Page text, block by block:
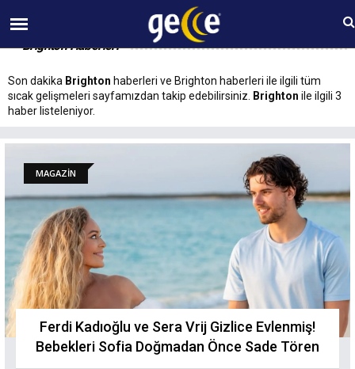
09 AĞUSTOS Pazar 11:41
Brighton Haberleri
Son dakika Brighton haberleri ve Brighton haberleri ile ilgili tüm
sıcak gelişmeleri sayfamızdan takip edebilirsiniz.
Brighton ile ilgili 3
haber listeleniyor.
MAGAZİN
Ferdi Kadıoğlu ve Sera Vrij Gizlice Evlenmiş!
Bebekleri Sofia Doğmadan Önce Sade Tören